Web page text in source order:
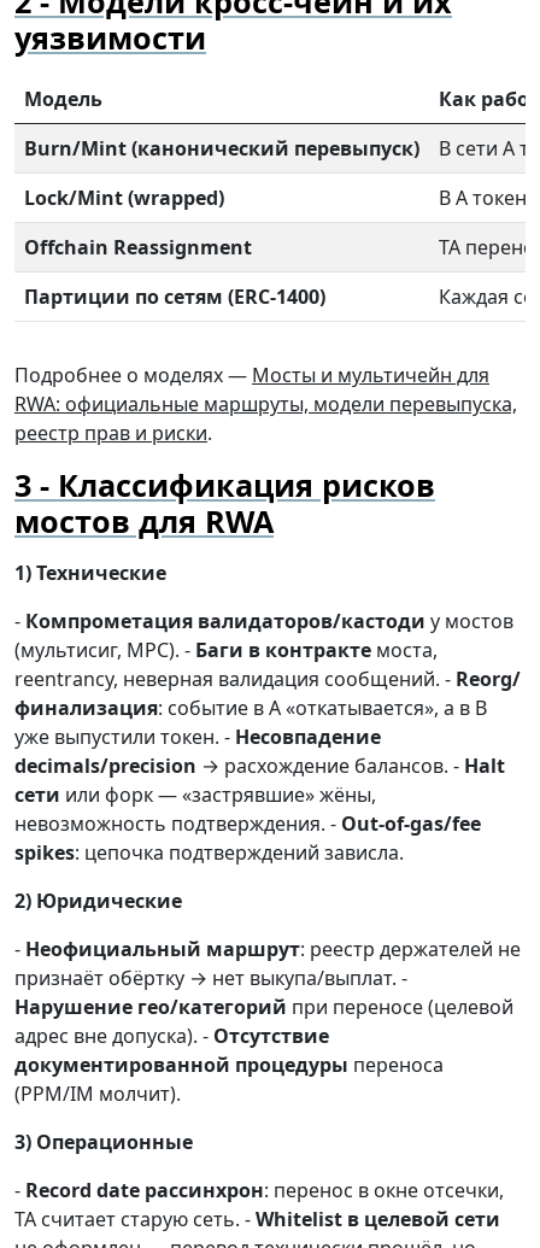
уязвимости
Модель
Как
Burn/Mint (канонический перевыпуск)
В сети A
Lock/Mint (wrapped)
В A токен
Offchain Reassignment
TA
Партиции по сетям (ERC-1400)
Каждая
Подробнее о моделях — Мосты и мультичейн для
RWA: официальные маршруты, модели перевыпуска,
реестр прав и риски.
Классификация рисков
мостов для RWA
1) Технические
- Компрометация валидаторов/кастоди у мостов
(мультисиг, MPC). - Баги в контракте моста,
reentrancy, неверная валидация сообщений. - Reorg/
финализация: событие в A «откатывается», а в B
уже выпустили токен. - Несовпадение
decimals/precision → расхождение балансов. - Halt
сети или форк — «застрявшие» жёны,
невозможность подтверждения. - Out-of-gas/fee
spikes: цепочка подтверждений зависла.
2) Юридические
- Неофициальный маршрут: реестр держателей не
признаёт обёртку → нет выкупа/выплат. -
Нарушение гео/категорий при переносе (целевой
адрес вне допуска). - Отсутствие
документированной процедуры переноса
(PPM/IM молчит).
3) Операционные
- Record date рассинхрон: перенос в окне отсечки,
TA считает старую сеть. -Whitelist в целевой сети